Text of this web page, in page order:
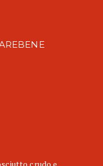
crudo e